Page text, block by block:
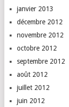
janvier 2013
décembre 2012
novembre 2012
octobre 2012
septembre 2012
août 2012
juillet 2012
juin 2012